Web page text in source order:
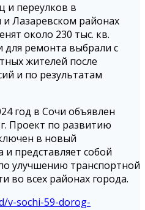
и переулков в
Лазаревском районах
около 230 тыс. кв.
ремонта выбрали с
жителей после
и по результатам
год в Сочи объявлен
Проект по развитию
в новый
представляет собой
улучшению транспортной
во всех районах города.
v-sochi-59-dorog-